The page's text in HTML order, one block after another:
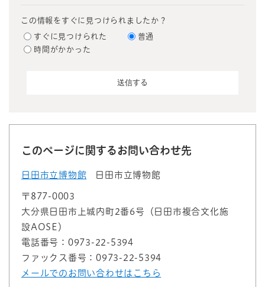
この情報をすぐに見つけられましたか？
すぐに見つけられた
普通
時間がかかった
このページに関するお問い合わせ先
日田市立博物館 日田市立博物館
〒877-0003
大分県日田市上城内町2番6号（日田市複合文化施
設AOSE）
電話番号：0973-22-5394
ファックス番号：0973-22-5394
メールでのお問い合わせはこちら